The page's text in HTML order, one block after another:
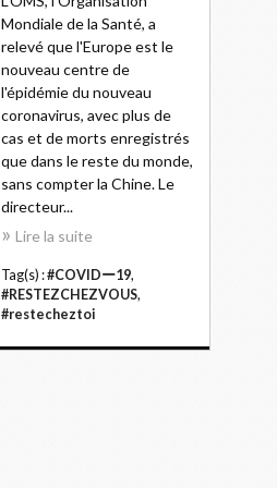
Mondiale de la Santé, a
relevé que l'Europe est le
nouveau centre de
l'épidémie du nouveau
coronavirus, avec plus de
cas et de morts enregistrés
que dans le reste du monde,
sans compter la Chine. Le
directeur...
Lire la suite
Tag(s) :#COVIDー19,
#RESTEZCHEZVOUS,
#restecheztoi